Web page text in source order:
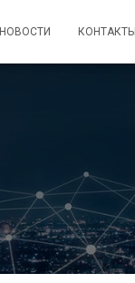
НОВОСТИ КОНТАКТЫ